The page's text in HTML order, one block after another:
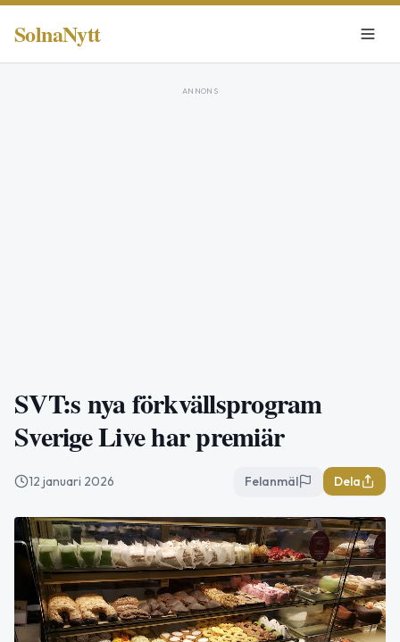
SolnaNytt
ANNONS
SVT:s nya förkvällsprogram
Sverige Live har premiär
12 januari 2026 Felanmäl Dela